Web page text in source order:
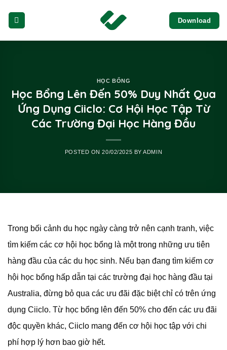
content
Download
HỌC BỔNG
Học Bổng Lên Đến 50% Duy Nhất Qua
Ứng Dụng Ciiclo: Cơ Hội Học Tập Từ
Các Trường Đại Học Hàng Đầu
POSTED ON20/02/2025 BYADMIN
Trong bối cảnh du học ngày càng trở nên cạnh tranh, việc
tìm kiếm các cơ hội học bổng là một trong những ưu tiên
hàng đầu của các du học sinh. Nếu bạn đang tìm kiếm cơ
hội học bổng hấp dẫn tại các trường đại học hàng đầu tại
Australia, đừng bỏ qua các ưu đãi đặc biệt chỉ có trên ứng
dụng Ciiclo. Từ học bổng lên đến 50% cho đến các ưu đãi
độc quyền khác, Ciiclo mang đến cơ hội học tập với chi
phí hợp lý hơn bao giờ hết.